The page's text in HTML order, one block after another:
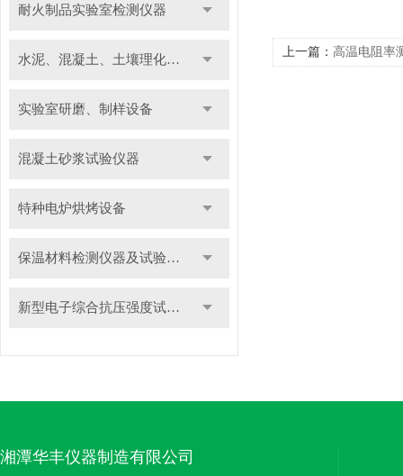
耐火制品实验室检测仪器
水泥、混凝土、土壤理化检测仪器及装置
实验室研磨、制样设备
混凝土砂浆试验仪器
特种电炉烘烤设备
保温材料检测仪器及试验装置
新型电子综合抗压强度试验机
上一篇： 高温电阻率
湘潭华丰仪器制造有限公司